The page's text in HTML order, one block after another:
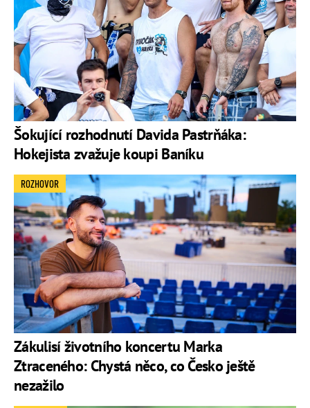
Šokující rozhodnutí Davida Pastrňáka:
Hokejista zvažuje koupi Baníku
Zákulisí životního koncertu Marka
Ztraceného: Chystá něco, co Česko ještě
nezažilo
ROZHOVOR